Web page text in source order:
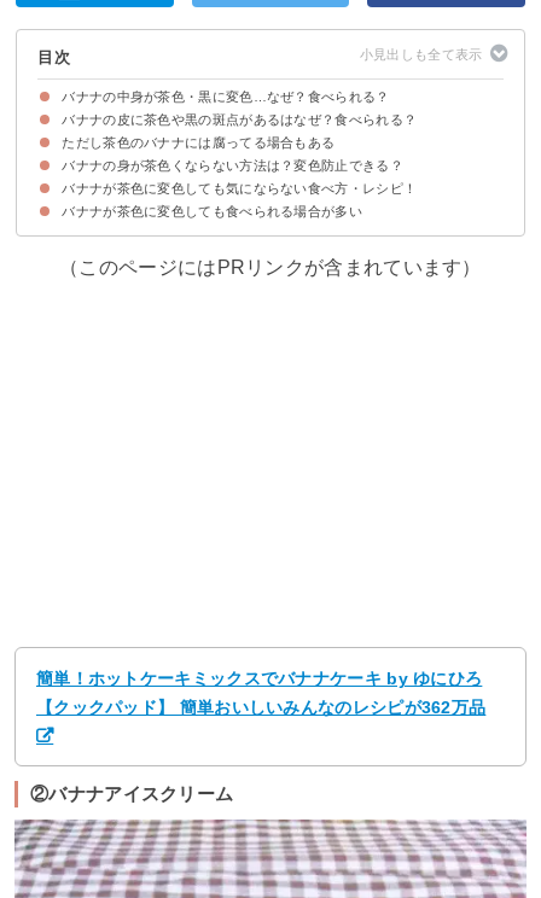
目次
バナナの中身が茶色・黒に変色…なぜ？食べられる？
バナナの中身（芯）が茶色・黒に変色するのは酸化が理由
バナナの中身の茶色・黒い筋は「モキリオ病」が原因
バナナの皮に茶色や黒の斑点があるはなぜ？食べられる？
理由①バナナが熟している
理由②タンニンによる刺激
熟しているバナナは通常のバナナより栄養が豊富なメリットも
ただし茶色のバナナには腐ってる場合もある
バナナの身が茶色くならない方法は？変色防止できる？
バナナの身を砂糖水などに浸けるのがおすすめ！
バナナを冷凍保存してもOK
バナナが茶色に変色しても気にならない食べ方・レシピ！
①簡単バナナケーキ
②バナナアイスクリーム
③バナナと黒ゴマのスムージー
バナナが茶色に変色しても食べられる場合が多い
（このページにはPRリンクが含まれています）
簡単！ホットケーキミックスでバナナケーキ by ゆにひろ
【クックパッド】 簡単おいしいみんなのレシピが362万品
②バナナアイスクリーム